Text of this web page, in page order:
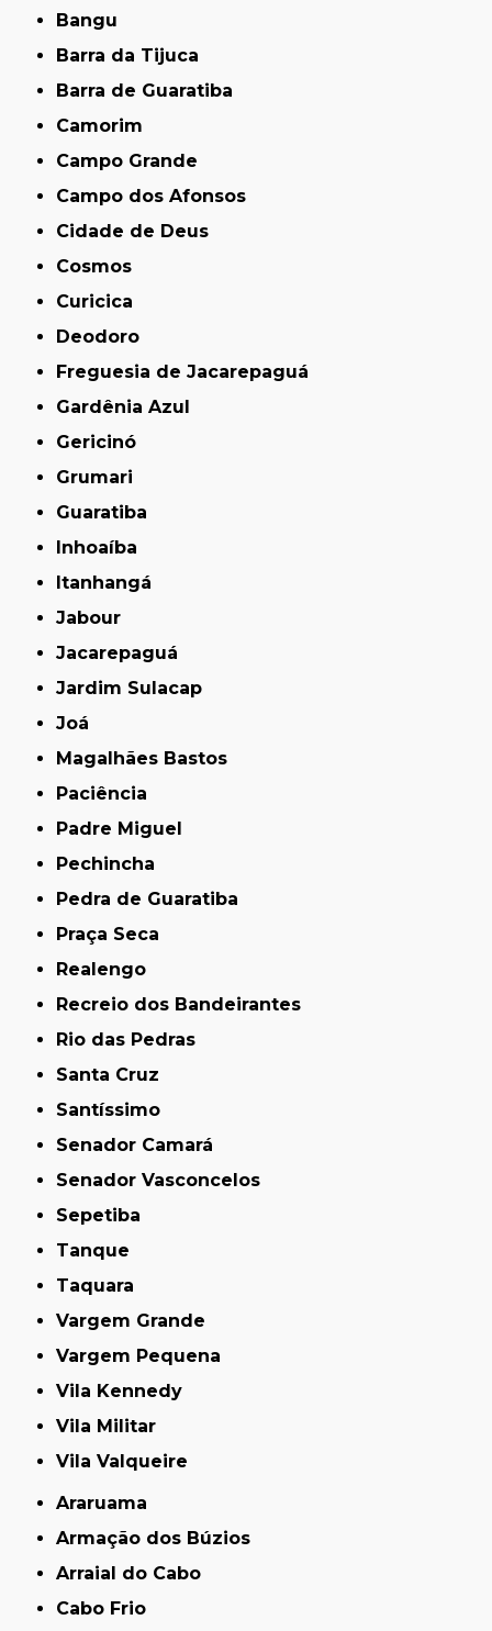
Bangu
Barra da Tijuca
Barra de Guaratiba
Camorim
Campo Grande
Campo dos Afonsos
Cidade de Deus
Cosmos
Curicica
Deodoro
Freguesia de Jacarepaguá
Gardênia Azul
Gericinó
Grumari
Guaratiba
Inhoaíba
Itanhangá
Jabour
Jacarepaguá
Jardim Sulacap
Joá
Magalhães Bastos
Paciência
Padre Miguel
Pechincha
Pedra de Guaratiba
Praça Seca
Realengo
Recreio dos Bandeirantes
Rio das Pedras
Santa Cruz
Santíssimo
Senador Camará
Senador Vasconcelos
Sepetiba
Tanque
Taquara
Vargem Grande
Vargem Pequena
Vila Kennedy
Vila Militar
Vila Valqueire
Araruama
Armação dos Búzios
Arraial do Cabo
Cabo Frio